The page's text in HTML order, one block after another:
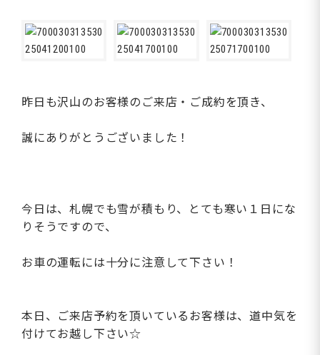
昨日も沢山のお客様のご来店・ご成約を頂き、
誠にありがとうございました！
今日は、札幌でも雪が積もり、とても寒い１日にな
りそうですので、
お車の運転には十分に注意して下さい！
本日、ご来店予約を頂いているお客様は、道中気を
付けてお越し下さい☆